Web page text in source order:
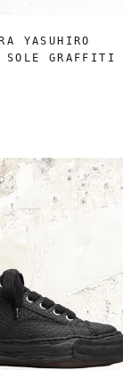
YASUHIRO
SOLE GRAFFITI